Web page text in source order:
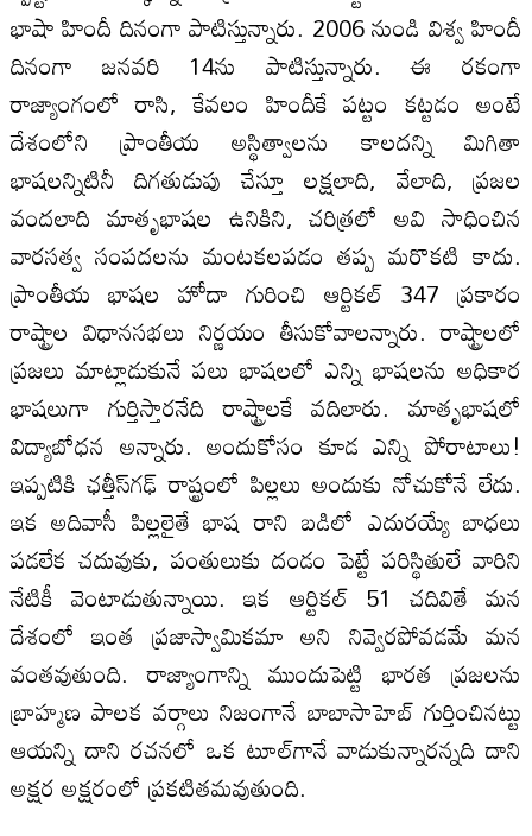
భాషా హిందీ దినంగా పాటిస్తున్నారు. 2006 నుండి విశ్వ హిందీ
దినంగా జనవరి 14ను పాటిస్తున్నారు. ఈ రకంగా
రాజ్యాంగంలో రాసి, కేవలం హిందీకే పట్టం కట్టడం అంటే
దేశంలోని ప్రాంతీయ అస్థిత్వాలను కాలదన్ని మిగితా
భాషలన్నిటినీ దిగతుడుపు చేస్తూ లక్షలాది, వేలాది, ప్రజల
వందలాది మాతృభాషల ఉనికిని, చరిత్రలో అవి సాధించిన
వారసత్వ సంపదలను మంటకలపడం తప్ప మరొక‌టి కాదు.
ప్రాంతీయ భాషల హోదా గురించి ఆర్టికల్‌ 347 ప్రకారం
రాష్ట్రాల విధానసభలు నిర్ణయం తీసుకోవాలన్నారు. రాష్ట్రాలలో
ప్రజలు మాట్లాడుకునే పలు భాషలలో ఎన్ని భాషలను అధికార
భాషలుగా గుర్తిస్తారనేది రాష్ట్రాలకే వదిలారు. మాతృభాషలో
విద్యాబోధన అన్నారు. అందుకోసం కూడ ఎన్ని పోరాటాలు!
ఇప్పటికి ఛత్తీస్‌గఢ్‌ రాష్ట్రంలో పిల్లలు అందుకు నోచుకోనే లేదు.
ఇక అదివాసీ పిల్లలైతే భాష రాని బడిలో ఎదురయ్యే బాధలు
పడలేక చదువుకు, పంతులుకు దండం పెట్టే పరిస్థితులే వారిని
నేటికీ వెంటాడుతున్నాయి. ఇక ఆర్టికల్‌ 51 చదివితే మన
దేశంలో ఇంత ప్రజాస్వామికమా అని నివ్వెరపోవడమే మన
వంతవుతుంది. రాజ్యాంగాన్ని ముందుపెట్టి భారత ప్రజలను
బ్రాహ్మణ పాలక వర్గాలు నిజంగానే బాబాసాహెబ్‌ గుర్తించినట్టు
ఆయన్ని దాని రచనలో ఒక టూల్‌గానే వాడుకున్నారన్నది దాని
అక్షర అక్షరంలో ప్రకటితమవుతుంది.